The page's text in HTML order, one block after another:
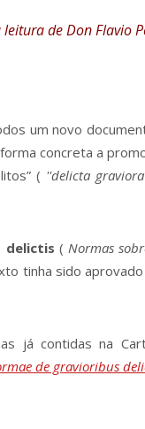
de Don Flavio
um novo
concreta a
( ''delicta graviora
delictis (Normas
tinha sido
já contidas na
de gravioribus